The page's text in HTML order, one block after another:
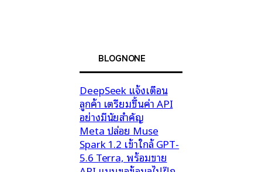
BLOGNONE
DeepSeek แจ้งเตือน
ลูกค้า เตรียมขึ้นค่า API
อย่างมีนัยสำคัญ
Meta ปล่อย Muse
Spark 1.2 เข้าใกล้ GPT-
5.6 Terra, พร้อมขาย